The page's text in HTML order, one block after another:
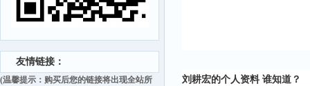
友情链接：
(温馨提示：购买后您的链接将出现全站所
刘耕宏的个人资料 谁知道？